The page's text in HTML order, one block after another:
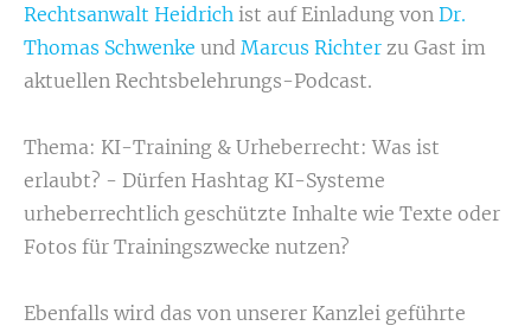
Rechtsanwalt Heidrich ist auf Einladung von Dr.
Thomas Schwenke und Marcus Richter zu Gast im
aktuellen Rechtsbelehrungs-Podcast.
Thema: KI-Training & Urheberrecht: Was ist
erlaubt? - Dürfen Hashtag KI-Systeme
urheberrechtlich geschützte Inhalte wie Texte oder
Fotos für Trainingszwecke nutzen?
Ebenfalls wird das von unserer Kanzlei geführte